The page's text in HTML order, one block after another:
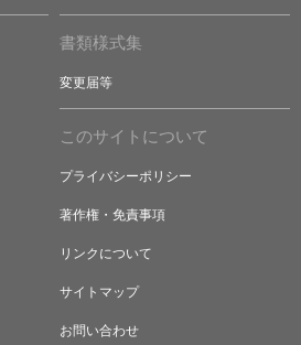
書類様式集
変更届等
このサイトについて
プライバシーポリシー
著作権・免責事項
リンクについて
サイトマップ
お問い合わせ